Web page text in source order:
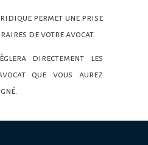
permet une prise
de votre avocat.
directement les
que vous aurez